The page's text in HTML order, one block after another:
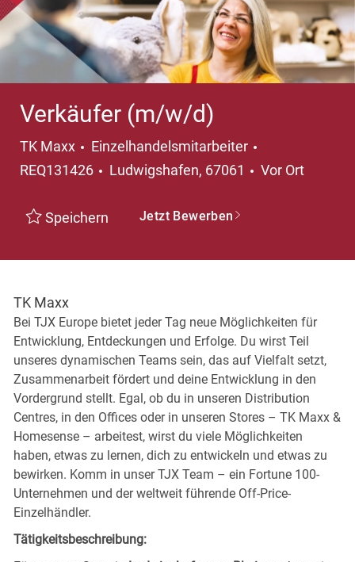
Verkäufer (m/w/d)
TK Maxx Kategorie
Einzelhandelsmitarbeiter
REQ131426
Ort
Ludwigshafen, 67061 Vor Ort
Speichern Jetzt Bewerben
TK Maxx
Bei TJX Europe bietet jeder Tag neue Möglichkeiten für
Entwicklung, Entdeckungen und Erfolge. Du wirst Teil
unseres dynamischen Teams sein, das auf Vielfalt setzt,
Zusammenarbeit fördert und deine Entwicklung in den
Vordergrund stellt. Egal, ob du in unseren Distribution
Centres, in den Offices oder in unseren Stores – TK Maxx &
Homesense – arbeitest, wirst du viele Möglichkeiten
haben, etwas zu lernen, dich zu entwickeln und etwas zu
bewirken. Komm in unser TJX Team – ein Fortune 100-
Unternehmen und der weltweit führende Off-Price-
Einzelhändler.
Tätigkeitsbeschreibung: